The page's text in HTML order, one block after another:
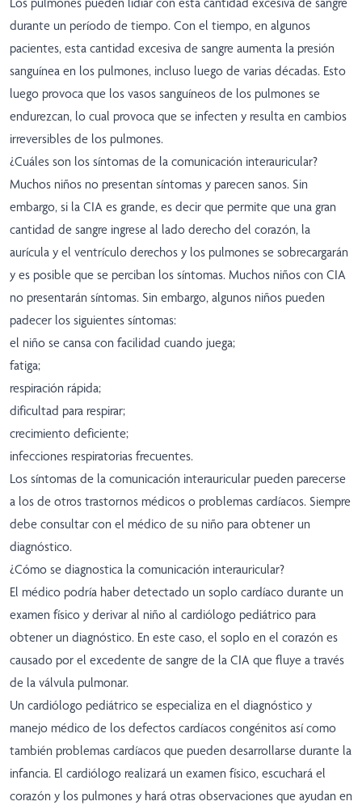
durante un período de tiempo. Con el tiempo, en algunos
pacientes, esta cantidad excesiva de sangre aumenta la presión
sanguínea en los pulmones, incluso luego de varias décadas. Esto
luego provoca que los vasos sanguíneos de los pulmones se
endurezcan, lo cual provoca que se infecten y resulta en cambios
irreversibles de los pulmones.
¿Cuáles son los síntomas de la comunicación interauricular?
Muchos niños no presentan síntomas y parecen sanos. Sin
embargo, si la CIA es grande, es decir que permite que una gran
cantidad de sangre ingrese al lado derecho del corazón, la
aurícula y el ventrículo derechos y los pulmones se sobrecargarán
y es posible que se perciban los síntomas. Muchos niños con CIA
no presentarán síntomas. Sin embargo, algunos niños pueden
padecer los siguientes síntomas:
el niño se cansa con facilidad cuando juega;
fatiga;
respiración rápida;
dificultad para respirar;
crecimiento deficiente;
infecciones respiratorias frecuentes.
Los síntomas de la comunicación interauricular pueden parecerse
a los de otros trastornos médicos o problemas cardíacos. Siempre
debe consultar con el médico de su niño para obtener un
diagnóstico.
¿Cómo se diagnostica la comunicación interauricular?
El médico podría haber detectado un soplo cardíaco durante un
examen físico y derivar al niño al cardiólogo pediátrico para
obtener un diagnóstico. En este caso, el soplo en el corazón es
causado por el excedente de sangre de la CIA que fluye a través
de la válvula pulmonar.
Un cardiólogo pediátrico se especializa en el diagnóstico y
manejo médico de los defectos cardíacos congénitos así como
también problemas cardíacos que pueden desarrollarse durante la
infancia. El cardiólogo realizará un examen físico, escuchará el
corazón y los pulmones y hará otras observaciones que ayudan en